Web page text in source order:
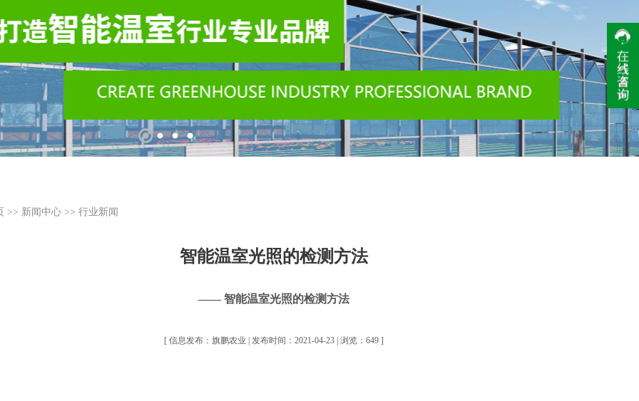
>> 新闻中心 >> 行业新闻
智能温室光照的检测方法
—— 智能温室光照的检测方法
[ 信息发布：旗鹏农业 | 发布时间：2021-04-23 | 浏览：649 ]